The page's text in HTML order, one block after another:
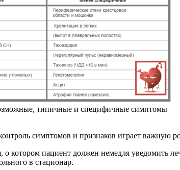
типичные и специфичные симптомы
симптомов и признаков играет важную
о котором пациент должен немедля уведомить
в стационар.